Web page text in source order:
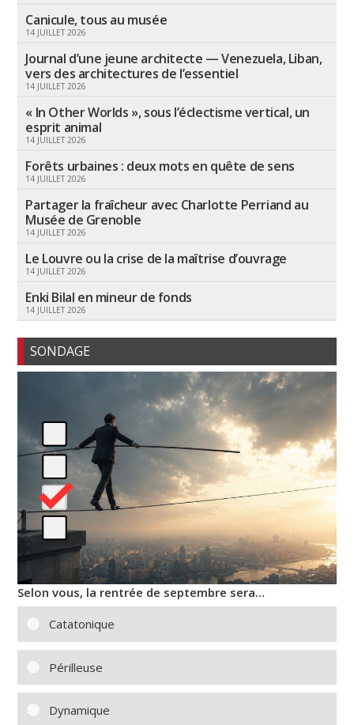
Canicule, tous au musée
14 JUILLET 2026
Journal d’une jeune architecte — Venezuela, Liban,
vers des architectures de l’essentiel
14 JUILLET 2026
« In Other Worlds », sous l’éclectisme vertical, un
esprit animal
14 JUILLET 2026
Forêts urbaines : deux mots en quête de sens
14 JUILLET 2026
Partager la fraîcheur avec Charlotte Perriand au
Musée de Grenoble
14 JUILLET 2026
Le Louvre ou la crise de la maîtrise d’ouvrage
14 JUILLET 2026
Enki Bilal en mineur de fonds
14 JUILLET 2026
SONDAGE
Selon vous, la rentrée de septembre sera…
Catatonique
Périlleuse
Dynamique